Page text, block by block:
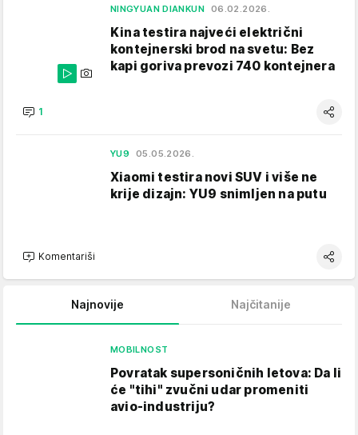
NINGYUAN DIANKUN 06.02.2026.
Kina testira najveći električni
kontejnerski brod na svetu: Bez
kapi goriva prevozi 740 kontejnera
1
YU9 05.05.2026.
Xiaomi testira novi SUV i više ne
krije dizajn: YU9 snimljen na putu
Komentariši
Najnovije Najčitanije
MOBILNOST
Povratak supersoničnih letova: Da li
će "tihi" zvučni udar promeniti
avio-industriju?